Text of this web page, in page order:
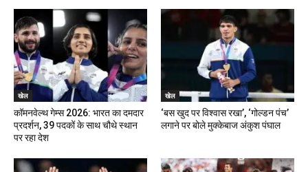
खेल
कॉमनवेल्थ गेम्स 2026: भारत का दमदार
प्रदर्शन, 39 पदकों के साथ चौथे स्थान
पर रहा देश
खेल
‘बस खुद पर विश्वास रखा’, ‘गोल्डन पंच’
लगाने पर बोले मुक्केबाज अंकुश पंघाल